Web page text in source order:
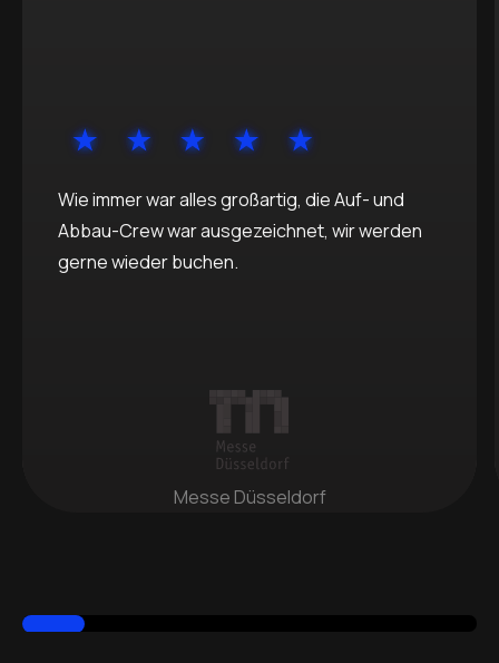
Messe Düsseldorf
Wie immer war alles großartig, die Auf- und
Abbau-Crew war ausgezeichnet, wir werden
gerne wieder buchen.